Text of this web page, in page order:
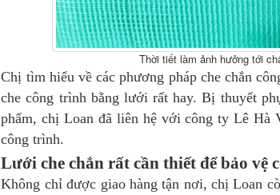
Thời tiết làm ảnh hưởng tới
Chị tìm hiểu về các phương pháp che chắn
che công trình bằng lưới rất hay. Bị thuyết
phẩm, chị Loan đã liên hệ với công ty Lê Hà
công trình.
Lưới che chắn rất cần thiết để bảo vệ
Không chỉ được giao hàng tận nơi, chị Loan